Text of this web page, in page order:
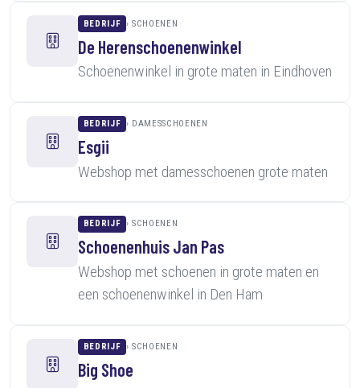
BEDRIJF SCHOENEN
De Herenschoenenwinkel
Schoenenwinkel in grote maten in Eindhoven
BEDRIJF DAMESSCHOENEN
Esgii
Webshop met damesschoenen grote maten
BEDRIJF SCHOENEN
Schoenenhuis Jan Pas
Webshop met schoenen in grote maten en
een schoenenwinkel in Den Ham
BEDRIJF SCHOENEN
Big Shoe